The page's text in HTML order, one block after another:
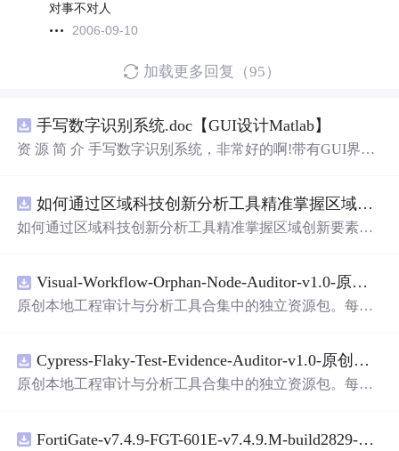
对事不对人
2006-09-10
加载更多回复（95）
手写数字识别系统.doc【GUI设计Matlab】
资 源 简 介 手写数字识别系统，非常好的啊!带有GUI界
带有直观的图形用户界面（GUI），非常容易使用。你只
需要将手写数字输入系统，它将立即给出准确的识别结
是 一个非常方便和实用的工具，你一定会喜欢它的！
如何通过区域科技创新分析工具精准掌握区域创新要素分布与产业链融合现状？.docx
如何通过区域科技创新分析工具精准掌握区域创新要素分
Visual-Workflow-Orphan-Node-Auditor-v1.0-原创源码与文档.zip
原创本地工程审计与分析工具合集中的独立资源包。每个
README、运行说明、功能清单、MIT License及原创与授
权声明。解压后进入project目录，执行npm test验证算法，
目源码、Logo、官方截图、论文、生产日志或其他受限素
Cypress-Flaky-Test-Evidence-Auditor-v1.0-原创源码与文档.zip
原创本地工程审计与分析工具合集中的独立资源包。每个
README、运行说明、功能清单、MIT License及原创与授
FortiGate-v7.4.9-FGT-601E-v7.4.9.M-build2829-FORTINET.out